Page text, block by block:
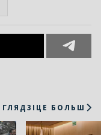
ГЛЯДЗІЦЕ БОЛЬШ